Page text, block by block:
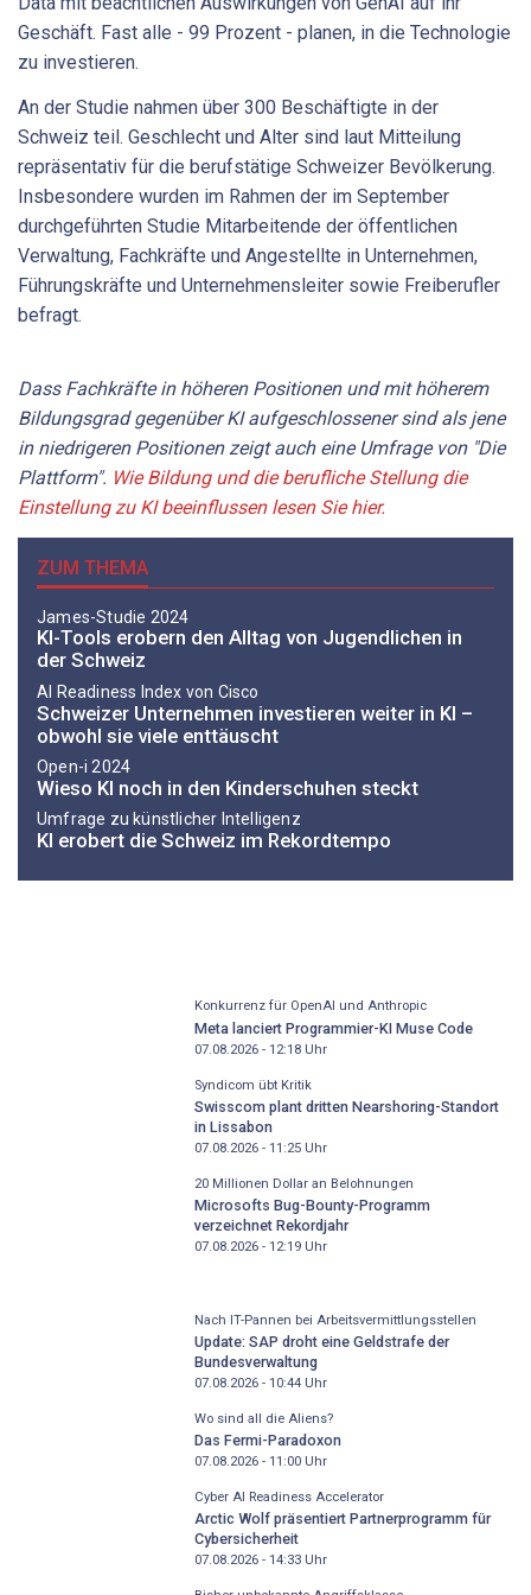
Geschäft. Fast alle - 99 Prozent - planen, in die Technologie
zu investieren.
An der Studie nahmen über 300 Beschäftigte in der
Schweiz teil. Geschlecht und Alter sind laut Mitteilung
repräsentativ für die berufstätige Schweizer Bevölkerung.
Insbesondere wurden im Rahmen der im September
durchgeführten Studie Mitarbeitende der öffentlichen
Verwaltung, Fachkräfte und Angestellte in Unternehmen,
Führungskräfte und Unternehmensleiter sowie Freiberufler
befragt.
Dass Fachkräfte in höheren Positionen und mit höherem
Bildungsgrad gegenüber KI aufgeschlossener sind als jene
in niedrigeren Positionen zeigt auch eine Umfrage von "Die
Plattform". Wie Bildung und die berufliche Stellung die
Einstellung zu KI beeinflussen lesen Sie hier.
ZUM THEMA
James-Studie 2024
KI-Tools erobern den Alltag von Jugendlichen in
der Schweiz
AI Readiness Index von Cisco
Schweizer Unternehmen investieren weiter in KI –
obwohl sie viele enttäuscht
Open-i 2024
Wieso KI noch in den Kinderschuhen steckt
Umfrage zu künstlicher Intelligenz
KI erobert die Schweiz im Rekordtempo
Konkurrenz für OpenAI und Anthropic
Meta lanciert Programmier-KI Muse Code
07.08.2026 - 12:18Uhr
Syndicom übt Kritik
Swisscom plant dritten Nearshoring-Standort
in Lissabon
07.08.2026 - 11:25Uhr
20 Millionen Dollar an Belohnungen
Microsofts Bug-Bounty-Programm
verzeichnet Rekordjahr
07.08.2026 - 12:19Uhr
Nach IT-Pannen bei Arbeitsvermittlungsstellen
Update: SAP droht eine Geldstrafe der
Bundesverwaltung
07.08.2026 - 10:44Uhr
Wo sind all die Aliens?
Das Fermi-Paradoxon
07.08.2026 - 11:00Uhr
Cyber AI Readiness Accelerator
Arctic Wolf präsentiert Partnerprogramm für
Cybersicherheit
07.08.2026 - 14:33Uhr